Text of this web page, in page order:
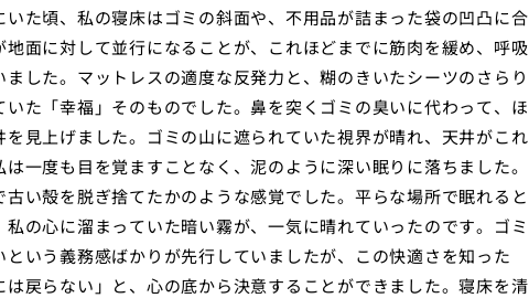
た頃、私の寝床はゴミの斜面や、不用品が詰まった袋の凹凸に合
面に対して並行になることが、これほどまでに筋肉を緩め、呼吸
した。マットレスの適度な反発力と、糊のきいたシーツのさらり
た「幸福」そのものでした。鼻を突くゴミの臭いに代わって、ほ
見上げました。ゴミの山に遮られていた視界が晴れ、天井がこれ
一度も目を覚ますことなく、泥のように深い眠りに落ちました。
い殻を脱ぎ捨てたかのような感覚でした。平らな場所で眠れると
の心に溜まっていた暗い霧が、一気に晴れていったのです。ゴミ
いう義務感ばかりが先行していましたが、この快適さを知った
戻らない」と、心の底から決意することができました。寝床を清